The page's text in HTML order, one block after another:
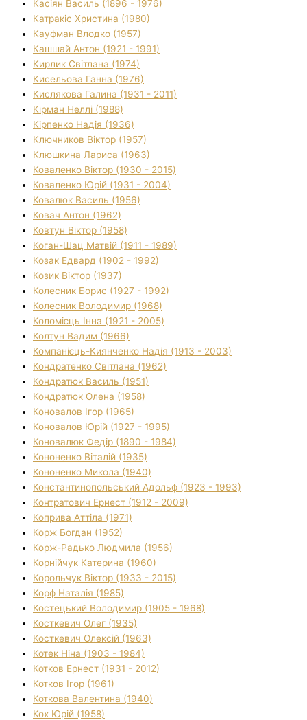
Касіян Василь (1896 - 1976)
Катракіс Христина (1980)
Кауфман Влодко (1957)
Кашшай Антон (1921 - 1991)
Кирлик Світлана (1974)
Кисельова Ганна (1976)
Кислякова Галина (1931 - 2011)
Кірман Неллі (1988)
Кірпенко Надія (1936)
Ключников Віктор (1957)
Клюшкина Лариса (1963)
Коваленко Віктор (1930 - 2015)
Коваленко Юрій (1931 - 2004)
Ковалюк Василь (1956)
Ковач Антон (1962)
Ковтун Віктор (1958)
Коган-Шац Матвій (1911 - 1989)
Козак Едвард (1902 - 1992)
Козик Віктор (1937)
Колесник Борис (1927 - 1992)
Колесник Володимир (1968)
Коломієць Інна (1921 - 2005)
Колтун Вадим (1966)
Компанієць-Киянченко Надія (1913 - 2003)
Кондратенко Світлана (1962)
Кондратюк Василь (1951)
Кондратюк Олена (1958)
Коновалов Ігор (1965)
Коновалов Юрій (1927 - 1995)
Коновалюк Федір (1890 - 1984)
Кононенко Віталій (1935)
Кононенко Микола (1940)
Константинопольський Адольф (1923 - 1993)
Контратович Ернест (1912 - 2009)
Коприва Аттіла (1971)
Корж Богдан (1952)
Корж-Радько Людмила (1956)
Корнійчук Катерина (1960)
Корольчук Віктор (1933 - 2015)
Корф Наталія (1985)
Костецький Володимир (1905 - 1968)
Косткевич Олег (1935)
Косткевич Олексій (1963)
Котек Ніна (1903 - 1984)
Котков Ернест (1931 - 2012)
Котков Ігор (1961)
Коткова Валентина (1940)
Кох Юрій (1958)